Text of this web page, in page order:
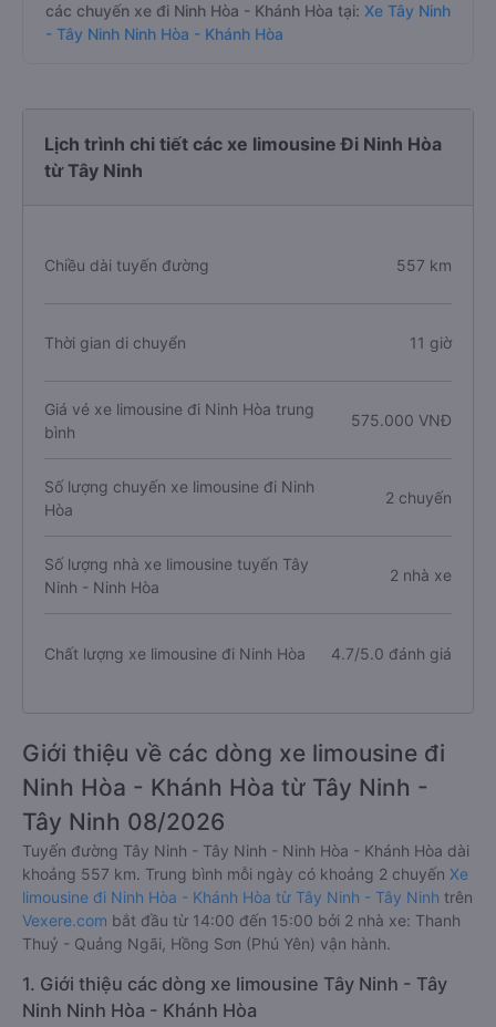
các chuyến xe đi Ninh Hòa - Khánh Hòa tại: Xe Tây Ninh
- Tây Ninh Ninh Hòa - Khánh Hòa
Lịch trình chi tiết các xe limousine Đi Ninh Hòa
từ Tây Ninh
Chiều dài tuyến đường 557 km
Thời gian di chuyển 11 giờ
Giá vé xe limousine đi Ninh Hòa trung
bình
575.000 VNĐ
Số lượng chuyến xe limousine đi Ninh
Hòa
2 chuyến
Số lượng nhà xe limousine tuyến Tây
Ninh - Ninh Hòa
2 nhà xe
Chất lượng xe limousine đi Ninh Hòa 4.7/5.0 đánh giá
Giới thiệu về các dòng xe limousine đi
Ninh Hòa - Khánh Hòa từ Tây Ninh -
Tây Ninh 08/2026
Tuyến đường Tây Ninh - Tây Ninh - Ninh Hòa - Khánh Hòa dài
khoảng 557 km. Trung bình mỗi ngày có khoảng 2 chuyến Xe
limousine đi Ninh Hòa - Khánh Hòa từ Tây Ninh - Tây Ninh trên
Vexere.com bắt đầu từ 14:00 đến 15:00 bởi 2 nhà xe: Thanh
Thuỷ - Quảng Ngãi, Hồng Sơn (Phú Yên) vận hành.
1. Giới thiệu các dòng xe limousine Tây Ninh - Tây
Ninh Ninh Hòa - Khánh Hòa